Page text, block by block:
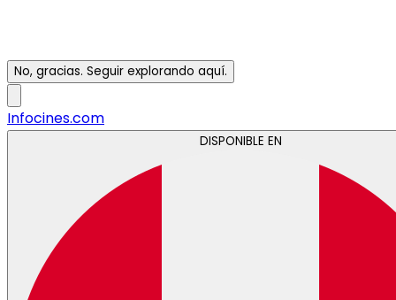
No, gracias. Seguir explorando aquí.
Infocines.com
DISPONIBLE EN